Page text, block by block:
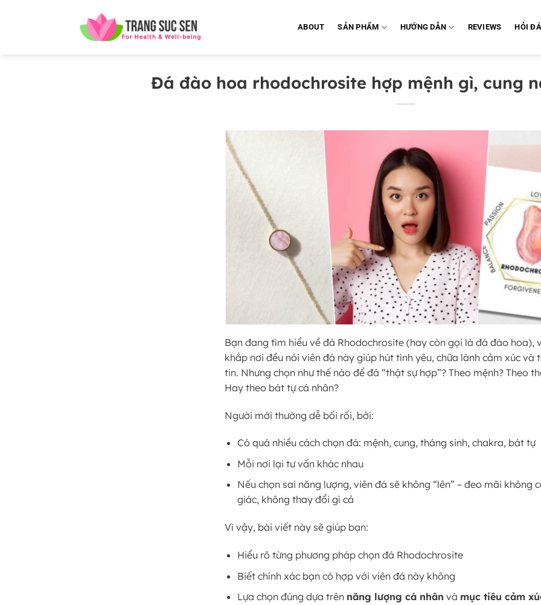
ABOUT SẢN PHẨM HƯỚNG DẪN REVIEWS HỎI
Đá đào hoa rhodochrosite hợp mệnh gì, cung
Bạn đang tìm hiểu về đá Rhodochrosite (hay còn gọi là đá đào hoa),
khắp nơi đều nói viên đá này giúp hút tình yêu, chữa lành cảm xúc và
tin. Nhưng chọn như thế nào để đá “thật sự hợp”? Theo mệnh? Theo
Hay theo bát tự cá nhân?
Người mới thường dễ bối rối, bởi:
Có quá nhiều cách chọn đá: mệnh, cung, tháng sinh, chakra, bát tự
Mỗi nơi lại tư vấn khác nhau
Nếu chọn sai năng lượng, viên đá sẽ không “lên” – đeo mãi không
giác, không thay đổi gì cả
Vì vậy, bài viết này sẽ giúp bạn:
Hiểu rõ từng phương pháp chọn đá Rhodochrosite
Biết chính xác bạn có hợp với viên đá này không
Lựa chọn đúng dựa trên năng lượng cá nhân và mục tiêu cảm